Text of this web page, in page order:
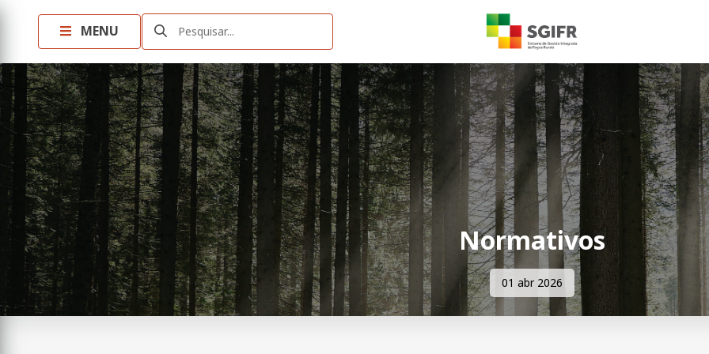
MENU Pesquisar...
Normativos
01 abr 2026